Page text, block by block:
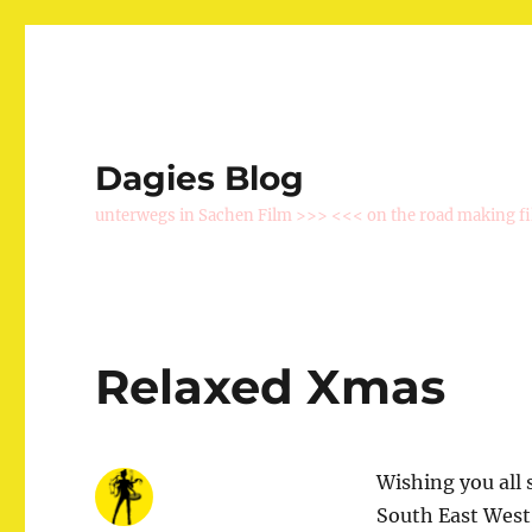
Dagies Blog
unterwegs in Sachen Film >>> <<< on the road making
Relaxed Xmas
Wishing you all
South East